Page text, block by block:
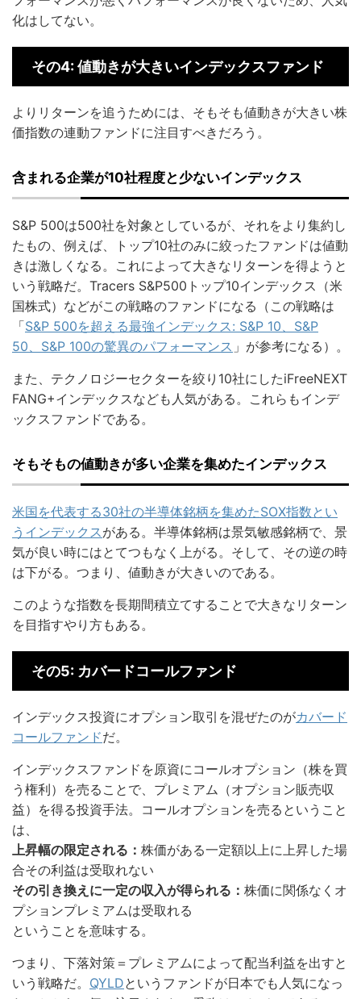
化はしてない。
その4: 値動きが大きいインデックスファンド
よりリターンを追うためには、そもそも値動きが大きい株
価指数の連動ファンドに注目すべきだろう。
含まれる企業が10社程度と少ないインデックス
S&P 500は500社を対象としているが、それをより集約し
たもの、例えば、トップ10社のみに絞ったファンドは値動
きは激しくなる。これによって大きなリターンを得ようと
いう戦略だ。Tracers S&P500トップ10インデックス（米
国株式）などがこの戦略のファンドになる（この戦略は
「S&P 500を超える最強インデックス: S&P 10、S&P
50、S&P 100の驚異のパフォーマンス 」が参考になる）。
また、テクノロジーセクターを絞り10社にしたiFreeNEXT
FANG+インデックスなども人気がある。これらもインデ
ックスファンドである。
そもそもの値動きが多い企業を集めたインデックス
米国を代表する30社の半導体銘柄を集めたSOX指数とい
うインデックスがある。半導体銘柄は景気敏感銘柄で、景
気が良い時にはとてつもなく上がる。そして、その逆の時
は下がる。つまり、値動きが大きいのである。
このような指数を長期間積立てすることで大きなリターン
を目指すやり方もある。
その5: カバードコールファンド
インデックス投資にオプション取引を混ぜたのがカバード
コールファンドだ。
インデックスファンドを原資にコールオプション（株を買
う権利）を売ることで、プレミアム（オプション販売収
益）を得る投資手法。コールオプションを売るということ
は、
上昇幅の限定される： 株価がある一定額以上に上昇した場
合その利益は受取れない
その引き換えに一定の収入が得られる： 株価に関係なくオ
プションプレミアムは受取れる
ということを意味する。
つまり、下落対策＝プレミアムによって配当利益を出すと
いう戦略だ。 QYLDというファンドが日本でも人気になっ